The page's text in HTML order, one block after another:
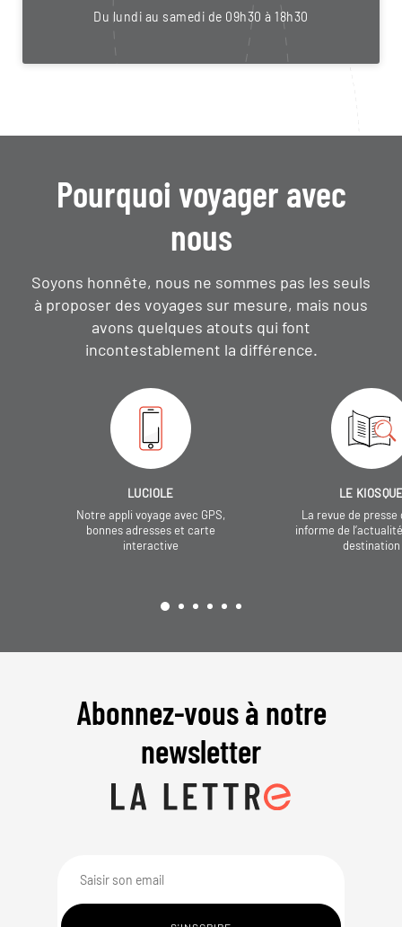
Du lundi au samedi de 09h30 à 18h30
Pourquoi voyager avec
nous
Soyons honnête, nous ne sommes pas les seuls
à proposer des voyages sur mesure, mais nous
avons quelques atouts qui font
incontestablement la différence.
LUCIOLE
Notre appli voyage avec GPS,
bonnes adresses et carte
interactive
LE
La revue de presse
informe de
destination
Abonnez-vous à notre
newsletter